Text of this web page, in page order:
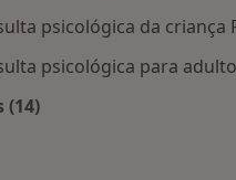
psicológica da criança
psicológica para
(14)
Mais na categoria: